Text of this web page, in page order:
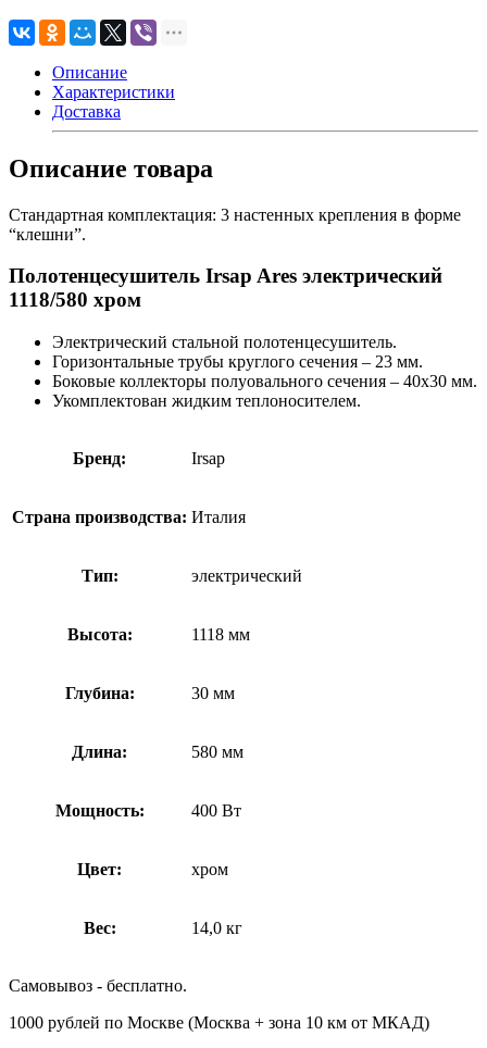
Описание
Характеристики
Доставка
Описание товара
Стандартная комплектация: 3 настенных крепления в форме
“клешни”.
Полотенцесушитель Irsap Ares электрический
1118/580 хром
Электрический стальной полотенцесушитель.
Горизонтальные трубы круглого сечения – 23 мм.
Боковые коллекторы полуовального сечения – 40х30 мм.
Укомплектован жидким теплоносителем.
Бренд: Irsap
Страна производства: Италия
Тип: электрический
Высота: 1118 мм
Глубина: 30 мм
Длина: 580 мм
Мощность: 400 Вт
Цвет: хром
Вес: 14,0 кг
Самовывоз - бесплатно.
1000 рублей по Москве (Москва + зона 10 км от МКАД)